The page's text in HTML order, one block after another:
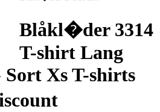
Blåkl�der 3314
T-shirt Lang
Xs T-shirts